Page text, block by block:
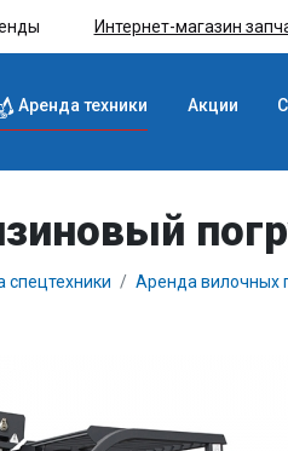
Интернет-магазин
Аренда техники Акции
спецтехники Аренда вилочных